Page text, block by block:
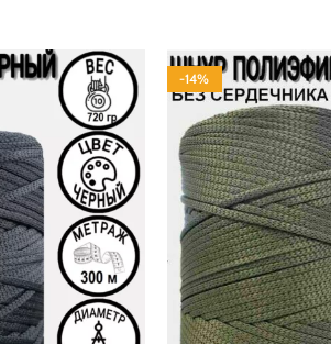
-14%
ПОЛИЭФИР